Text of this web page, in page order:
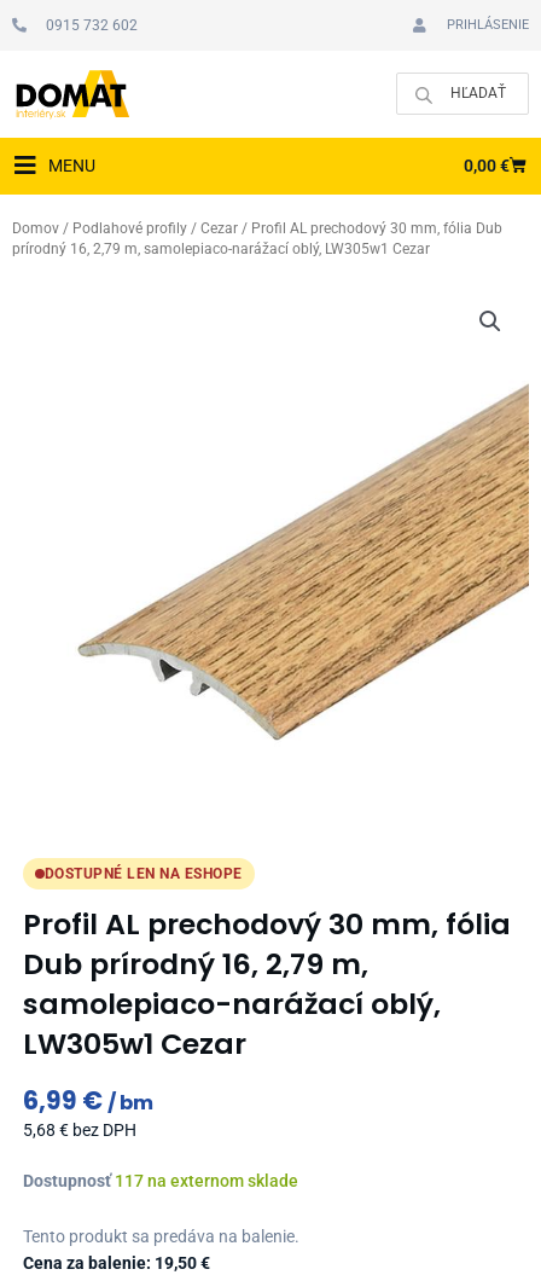
0915 732 602 PRIHLÁSENIE
MENU 0,00€
Domov / Podlahové profily / Cezar / Profil AL prechodový 30 mm, fólia Dub
prírodný 16, 2,79 m, samolepiaco-narážací oblý, LW305w1 Cezar
DOSTUPNÉ LEN NA ESHOPE
Profil AL prechodový 30 mm, fólia
Dub prírodný 16, 2,79 m,
samolepiaco-narážací oblý,
LW305w1 Cezar
6,99 € bm
5,68 € bez DPH
Dostupnosť 117 na externom sklade
Tento produkt sa predáva na balenie.
Cena za balenie: 19,50€
množstvo
AL
prechodový